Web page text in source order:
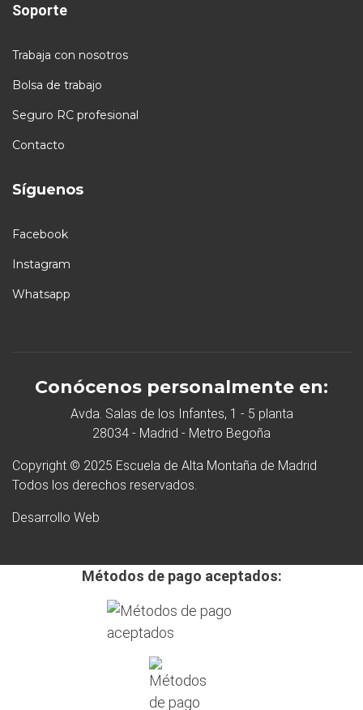
Soporte
Trabaja con nosotros
Bolsa de trabajo
Seguro RC profesional
Contacto
Síguenos
Facebook
Instagram
Whatsapp
Conócenos personalmente en:
Avda. Salas de los Infantes, 1 - 5 planta
28034 - Madrid - Metro Begoña
Copyright © 2025 Escuela de Alta Montaña de Madrid
Todos los derechos reservados.
Desarrollo Web
Métodos de pago aceptados: